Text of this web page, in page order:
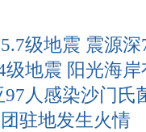
级地震 震源深
地震 阳光海
人感染沙门氏
驻地发生火情